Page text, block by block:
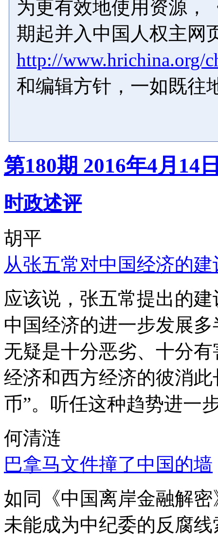
为更有效地使用资源，
期起并入中国人权主网
http://www.hrichina.org/
和编辑方针，一如既往
第180期 2016年4月14
时政述评
胡平
从张五常对中国经济的
应该说，张五常提出的
中国经济的进一步发展
无疑是十分恶劣、十分
经济和西方经济的彼消
币”。听任这种趋势进一
何清涟
巴拿马文件撞了中国的墙
如同《中国离岸金融解
未能成为中纪委的反腐